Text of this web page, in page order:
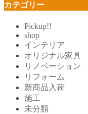
カテゴリー
Pickup!!
shop
インテリア
オリジナル家具
リノベーション
リフォーム
新商品入荷
施工
未分類